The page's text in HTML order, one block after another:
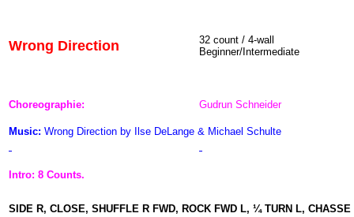
Wrong Direction
32 count / 4-wall
Beginner/Intermediate
Choreographie: Gudrun Schneider
Music: Wrong Direction by Ilse DeLange & Michael Schulte
Intro: 8 Counts.
SIDE R, CLOSE, SHUFFLE R FWD, ROCK FWD L, ¼ TURN L, CHASSE